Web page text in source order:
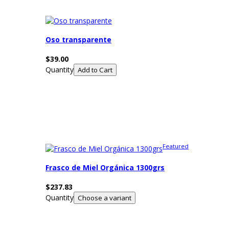
Oso transparente
$39.00
Quantity
Featured
Frasco de Miel Orgánica 1300grs
$237.83
Quantity